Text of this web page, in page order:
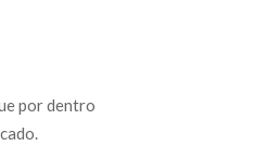
por dentro